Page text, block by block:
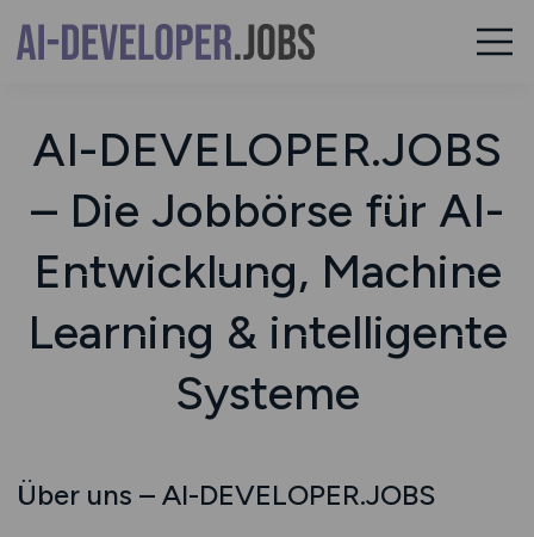
AI-DEVELOPER.JOBS
– Die Jobbörse für AI-
Entwicklung, Machine
Learning & intelligente
Systeme
Über uns – AI-DEVELOPER.JOBS